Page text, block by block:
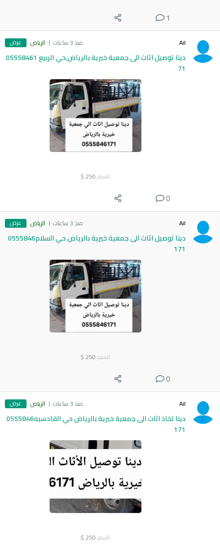
1
Ail منذ 3 ساعات الرياض عرض
دينا توصيل اثاث الى جمعية خيرية بالرياض,حي الربيع 05558461
71
السعر 250
$
0
Ail منذ 3 ساعات الرياض عرض
دينا توصيل اثاث الى جمعية خيرية بالرياض حي السلام0555846
171
السعر 250
$
0
Ail منذ 3 ساعات الرياض عرض
دينا تخاذ اثاث الى جمعية خيرية بالرياض حي القادسيه0555846
171
السعر 250
$